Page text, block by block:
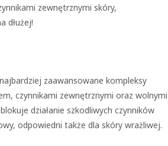
zewnętrznymi skóry,
dłużej!
zaawansowane kompleksy
czynnikami zewnętrznymi oraz wolnymi
działanie szkodliwych czynników
odpowiedni także dla skóry wrażliwej.